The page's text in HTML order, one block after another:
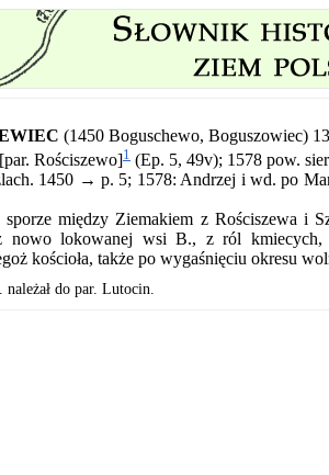
(1450 Boguschewo, Boguszowiec)
Rościszewo]1 (Ep. 5, 49v); 1578 pow.
1450 → p. 5; 1578: Andrzej i wd. po
między Ziemakiem z Rościszewa i
nowo lokowanej wsi B., z ról kmiecych,
kościoła, także po wygaśnięciu okresu
do par. Lutocin.